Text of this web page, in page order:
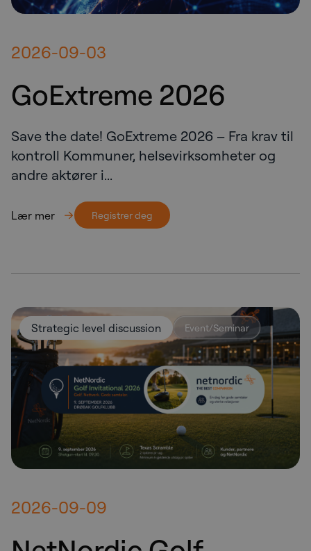
2026-09-03
GoExtreme 2026
Save the date! GoExtreme 2026 – Fra krav til
kontroll Kommuner, helsevirksomheter og
andre aktører i...
Lær mer Registrer deg
Strategic level discussion Event/Seminar
2026-09-09